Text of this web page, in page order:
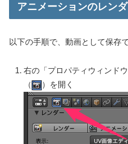
アニメーションのレン
以下の手順で、動画として保存
右の「プロパティウィンド
（
）を開く